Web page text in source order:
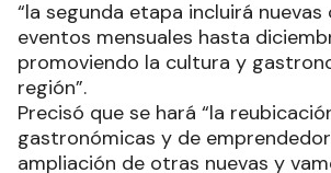
“la segunda etapa incluirá nuevas
eventos mensuales hasta
promoviendo la cultura y
región”.
Precisó que se hará “la
gastronómicas y de
ampliación de otras nuevas y